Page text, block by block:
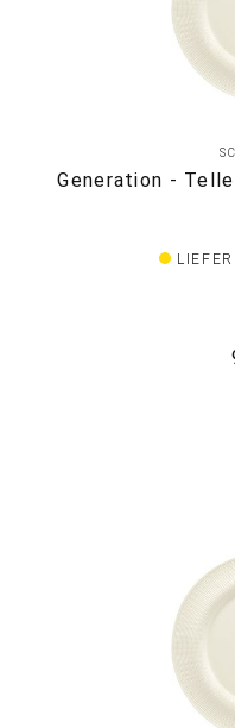
Generation -